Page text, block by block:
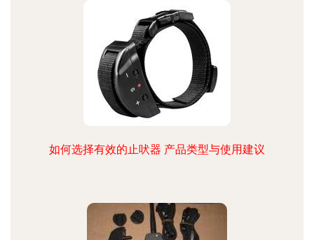
如何选择有效的止吠器 产品类型与使用建议